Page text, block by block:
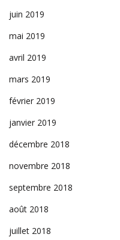
juin 2019
mai 2019
avril 2019
mars 2019
février 2019
janvier 2019
décembre 2018
novembre 2018
septembre 2018
août 2018
juillet 2018